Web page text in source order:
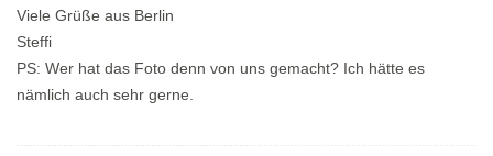
Viele Grüße aus Berlin
Steffi
PS: Wer hat das Foto denn von uns gemacht? Ich hätte es
nämlich auch sehr gerne.